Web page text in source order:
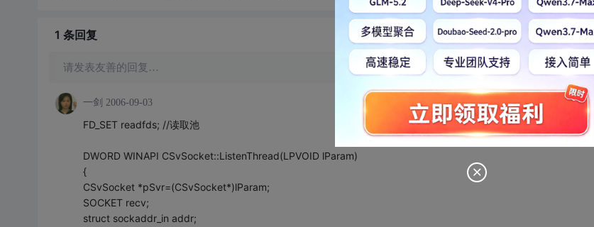
1 条回复
请发表友善的回复…
一剑 2006-09-03
FD_SET readfds; //读取池
DWORD WINAPI CSvSocket::ListenThread(LPVOID lParam)
{
CSvSocket *pSvr=(CSvSocket*)lParam;
SOCKET recv;
struct sockaddr_in addr;